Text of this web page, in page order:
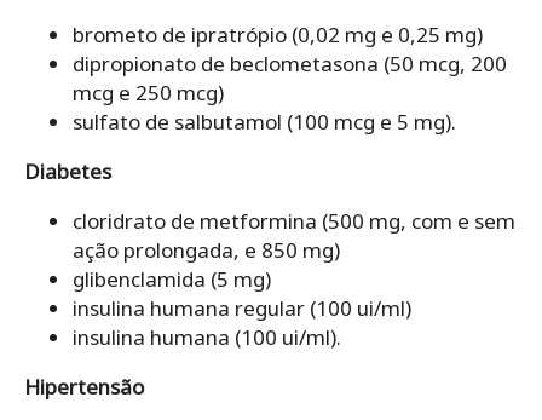
brometo de ipratrópio (0,02 mg e 0,25 mg)
dipropionato de beclometasona (50 mcg, 200
mcg e 250 mcg)
sulfato de salbutamol (100 mcg e 5 mg).
Diabetes
cloridrato de metformina (500 mg, com e sem
ação prolongada, e 850 mg)
glibenclamida (5 mg)
insulina humana regular (100 ui/ml)
insulina humana (100 ui/ml).
Hipertensão